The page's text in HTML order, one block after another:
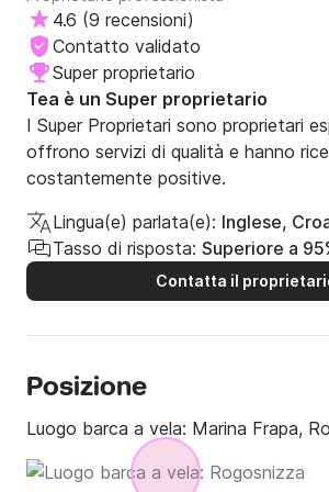
4.6 (9 recensioni)
Contatto validato
Super proprietario
Tea è un Super proprietario
I Super Proprietari sono proprietari
offrono servizi di qualità e hanno
costantemente positive.
Lingua(e) parlata(e): Inglese,
Tasso di risposta: Superiore a
Contatta il
Posizione
Luogo barca a vela: Marina Frapa,